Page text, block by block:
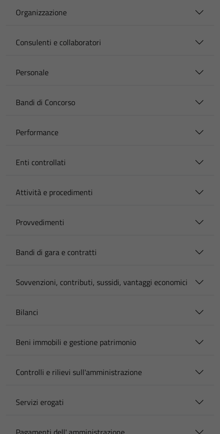
Organizzazione
Consulenti e collaboratori
Personale
Bandi di Concorso
Performance
Enti controllati
Attività e procedimenti
Provvedimenti
Bandi di gara e contratti
Sovvenzioni, contributi, sussidi, vantaggi economici
Bilanci
Beni immobili e gestione patrimonio
Controlli e rilievi sull'amministrazione
Servizi erogati